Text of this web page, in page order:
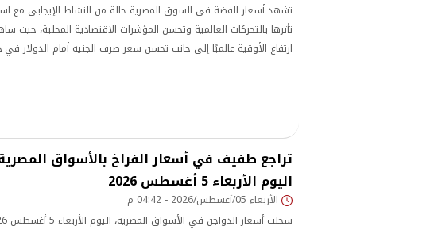
تشهد أسعار الفضة في السوق المصرية حالة من النشاط الإيجابي مع
تأثرها بالتحركات العالمية وتحسن المؤشرات الاقتصادية المحلية، حيث
ارتفاع الأوقية عالميًا إلى جانب تحسن سعر صرف الجنيه أمام الدولار في
تراجع طفيف في أسعار الفراخ بالأسواق
اليوم الأربعاء 5 أغسطس 2026
الأربعاء 05/أغسطس/2026 - 04:42 م